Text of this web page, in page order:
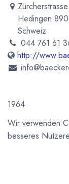
Hedingen
Schweiz
044 761 61
http://
1964
Newsletter
Wir verwenden
besseres